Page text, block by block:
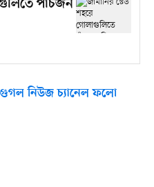
পাঁচজন
নিউজ চ্যানেল ফলো